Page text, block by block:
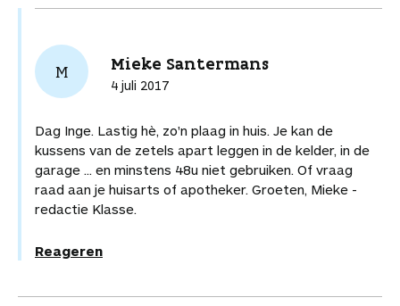
M Mieke Santermans
4 juli 2017
Dag Inge. Lastig hè, zo'n plaag in huis. Je kan de
kussens van de zetels apart leggen in de kelder, in de
garage ... en minstens 48u niet gebruiken. Of vraag
raad aan je huisarts of apotheker. Groeten, Mieke -
redactie Klasse.
Reageren